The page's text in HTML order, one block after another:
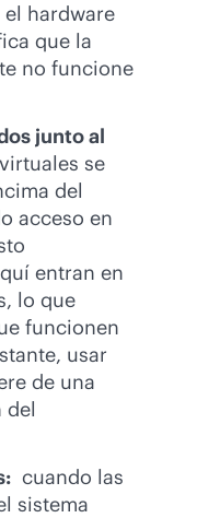
hardware
que la
no funcione
junto al
se
del
acceso en
entran en
lo que
funcionen
usar
de una
del
cuando las
sistema